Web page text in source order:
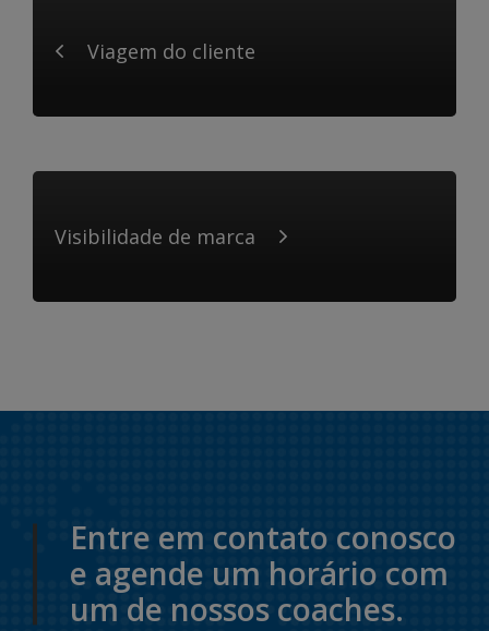
Viagem do cliente
Visibilidade de marca
Entre em contato conosco
e agende um horário com
um de nossos coaches.